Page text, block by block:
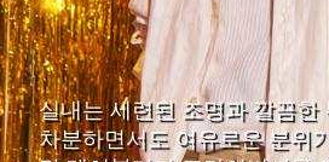
실내는 세련된 조명과 깔끔한
차분하면서도 여유로운 분위